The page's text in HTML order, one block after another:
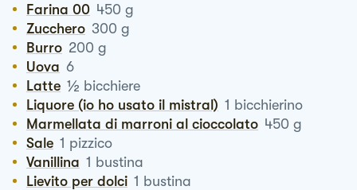
Farina 00 450 g
Zucchero 300 g
Burro 200 g
Uova 6
Latte ½ bicchiere
Liquore (io ho usato il mistral) 1 bicchierino
Marmellata di marroni al cioccolato 450 g
Sale 1 pizzico
Vanillina 1 bustina
Lievito per dolci 1 bustina